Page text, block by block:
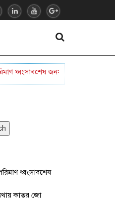
ধ্বংসাবশেষ জনসম্মুখে আনল ইরান
ধ্বংসাবশেষ
কাতর জো